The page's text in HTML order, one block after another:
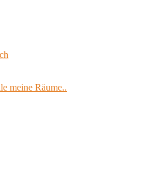
meine Räume..